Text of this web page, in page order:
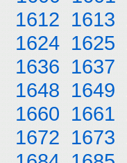
1612 1613
1624 1625
1636 1637
1648 1649
1660 1661
1672 1673